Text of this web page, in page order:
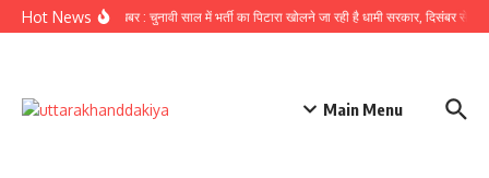
Skip to content
Hot News
उत्तराखंड से बड़ी खबर : चुनावी साल में भर्ती का पिटारा खोलने जा रही है धामी सरकार, दिसंबर से
Main Menu